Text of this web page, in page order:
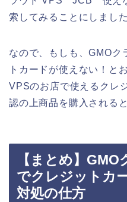
索してみることにしました
なので、もしも、GMOク
トカードが使えない！と
VPSのお店で使えるクレ
認の上商品を購入される
【まとめ】
でクレジットカ
対処の仕方